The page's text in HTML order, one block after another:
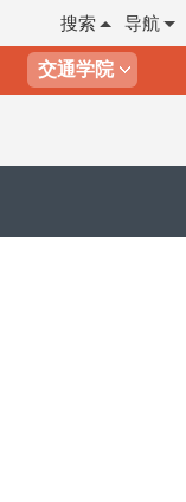
导航
搜索
交通学院